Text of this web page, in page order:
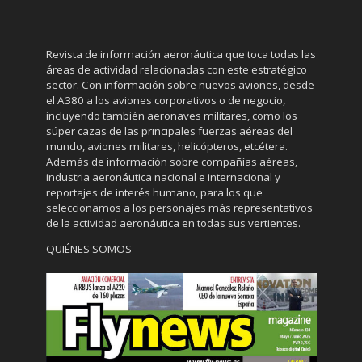
Revista de información aeronáutica que toca todas las
áreas de actividad relacionadas con este estratégico
sector. Con información sobre nuevos aviones, desde
el A380 a los aviones corporativos o de negocio,
incluyendo también aeronaves militares, como los
súper cazas de las principales fuerzas aéreas del
mundo, aviones militares, helicópteros, etcétera.
Además de información sobre compañías aéreas,
industria aeronáutica nacional e internacional y
reportajes de interés humano, para los que
seleccionamos a los personajes más representativos
de la actividad aeronáutica en todas sus vertientes.
QUIÉNES SOMOS